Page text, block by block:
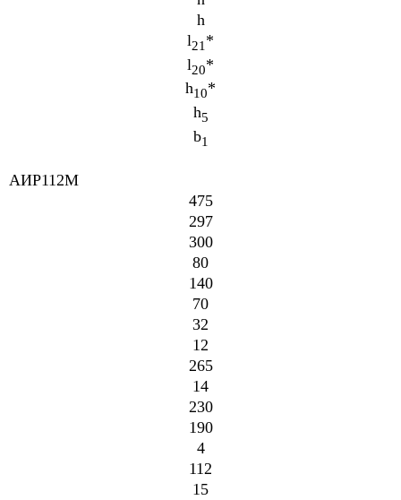
h
l21 *
l20*
h10*
h5
b1
АИР112М
475
297
300
80
140
70
32
12
265
14
230
190
4
112
15